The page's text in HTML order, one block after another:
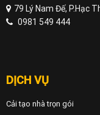
79 Lý Nam Đế, P.Hạc
0981 549 444
DỊCH VỤ
Cải tạo nhà trọn gói